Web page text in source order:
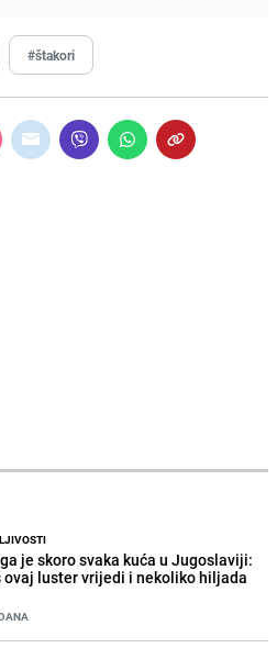
#štakori
je skoro svaka kuća u Jugoslaviji:
ovaj luster vrijedi i nekoliko hiljada